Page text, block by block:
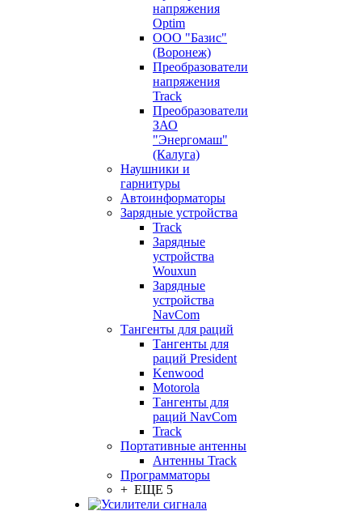
напряжения
Optim
ООО "Базис"
(Воронеж)
Преобразователи
напряжения
Track
Преобразователи
ЗАО
"Энергомаш"
(Калуга)
Наушники и
гарнитуры
Автоинформаторы
Зарядные устройства
Track
Зарядные
устройства
Wouxun
Зарядные
устройства
NavCom
Тангенты для раций
Тангенты для
раций President
Kenwood
Motorola
Тангенты для
раций NavCom
Track
Портативные антенны
Антенны Track
Программаторы
+ ЕЩЕ 5